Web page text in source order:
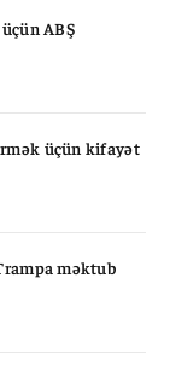
ABŞ
üçün kifayət
məktub